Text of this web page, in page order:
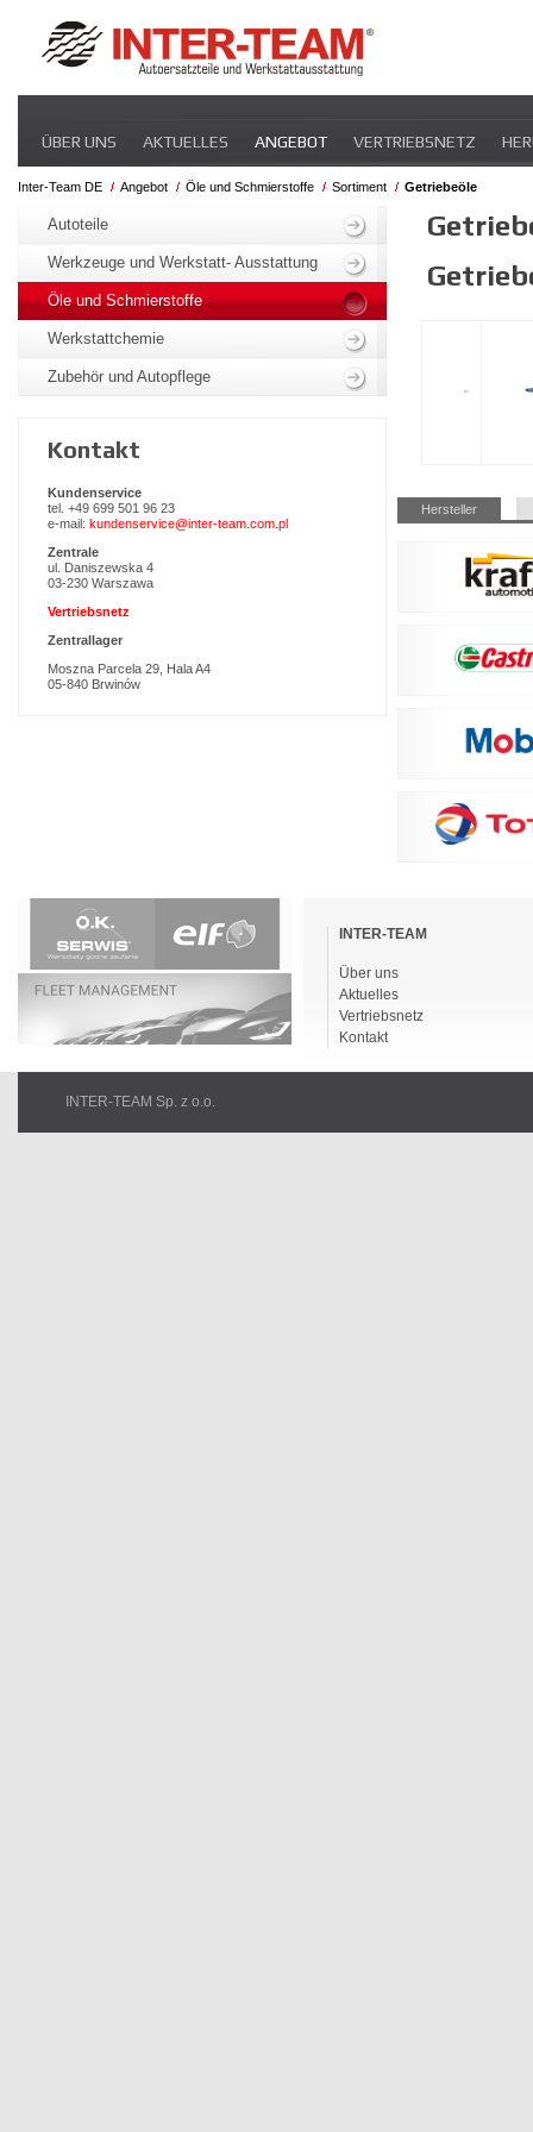
überspringen
ÜBER UNS AKTUELLES ANGEBOT VERTRIEBSNETZ
Inter-Team DE Angebot Öle und Schmierstoffe Sortiment Getriebeöle
Navigation
überspringen
Hersteller
überspringen
Autoteile
Werkzeuge und Werkstatt- Ausstattung
Öle und Schmierstoffe
Werkstattchemie
Zubehör und Autopflege
Kontakt
Kundenservice
tel. +49 699 501 96 23
e-mail: kundenservice@inter-team.com.pl
Zentrale
ul. Daniszewska 4
03-230 Warszawa
Vertriebsnetz
Zentrallager
Moszna Parcela 29, Hala A4
05-840 Brwinów
überspringen
INTER-TEAM
Über uns
Aktuelles
Vertriebsnetz
Kontakt
INTER-TEAM Sp. z o.o.